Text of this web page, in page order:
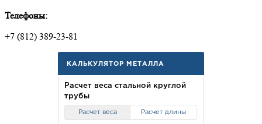
Телефоны:
+7 (812) 389-23-81